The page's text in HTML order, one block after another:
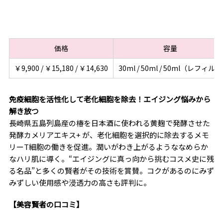
価格
容量
￥9,900 / ￥15,180 / ￥14,630
30ml / 50ml / 50ml（レフィル）
免疫細胞を活性化して老化細胞を除去！エイジング悩みから
解き放つ
長崎県五島列島産の椿を日本酒に使われる黄麹で発酵させた
発酵カメリアエキス+ が、老化細胞を選択的に除去するメモ
リーT細胞の働きを促進。潤いがわき上がるようななめらか
なハリ肌に導く。“エイジングに真っ向から挑むコスメ史に残
る名品”と多くの賢者がその技術を賞賛。コクがあるのにみず
みずしい使用感や浸透力の高さも評判に。
【美容賢者の口コミ】